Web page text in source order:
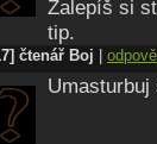
situaci už s
sebe
pravé. V rakvi
nejen
také
Zalepíš si
tip.
čtenář Boj